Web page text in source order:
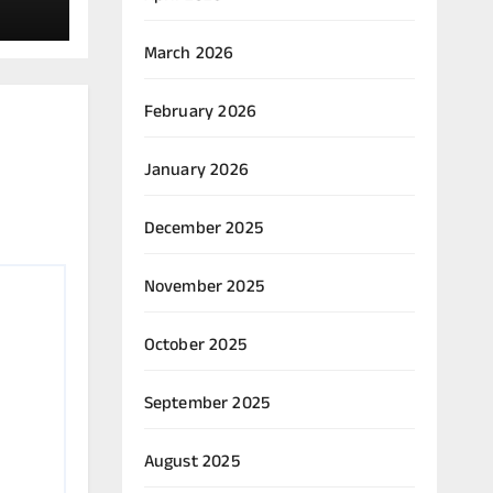
March 2026
February 2026
January 2026
December 2025
November 2025
October 2025
September 2025
August 2025